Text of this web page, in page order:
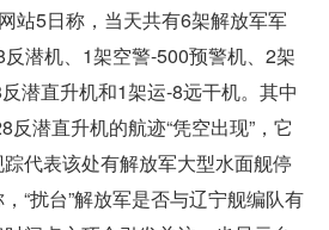
5日称，当天共有6架解放军军
反潜机、1架空警-500预警机、2架
潜直升机和1架运-8远干机。其中
潜直升机的航迹“凭空出现”，它
代表该处有解放军大型水面舰停
“扰台”解放军是否与辽宁舰编队有